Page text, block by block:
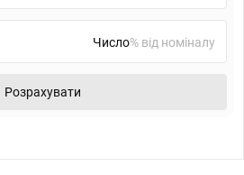
% від номіналу
Розрахувати